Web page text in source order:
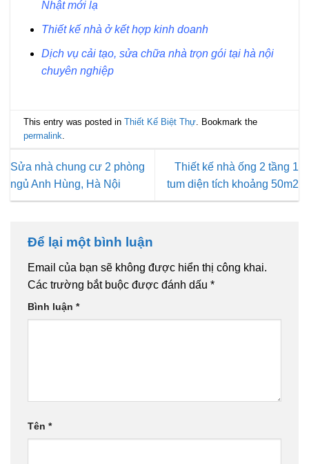
Nhật mới lạ
Thiết kế nhà ở kết hợp kinh doanh
Dịch vụ cải tạo, sửa chữa nhà trọn gói tại hà nội
chuyên nghiệp
This entry was posted inThiết Kế Biệt Thự . Bookmark the
permalink
Sửa nhà chung cư 2 phòng
ngủ Anh Hùng, Hà Nội
Thiết kế nhà ống 2 tầng 1
tum diện tích khoảng 50m2
Để lại một bình luận
Email của bạn sẽ không được hiển thị công khai.
Các trường bắt buộc được đánh dấu *
Bình luận *
Tên *